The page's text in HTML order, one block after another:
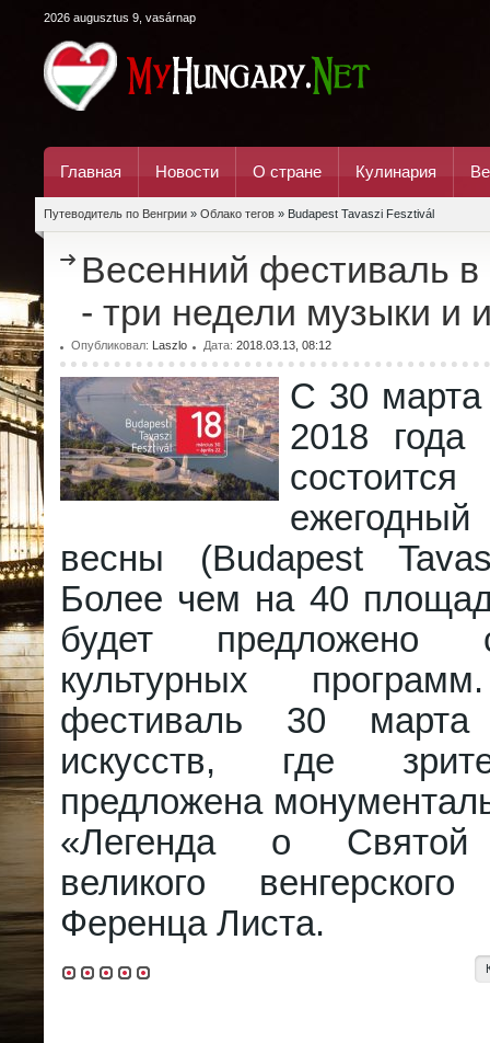
2026 augusztus 9, vasárnap
Главная Новости О стране Кулинария
Путеводитель по Венгрии » Облако тегов » Budapest Tavaszi Fesztivál
Весенний фестиваль
- три недели музыки и
Опубликовал: Laszlo Дата: 2018.03.13, 08:12
С 30
2018 года
весны (Budapest
Более чем на 40
будет
культурных
фестиваль 30
искусств, где
предложена
«Легенда о Святой
великого венгерского
Ференца Листа.